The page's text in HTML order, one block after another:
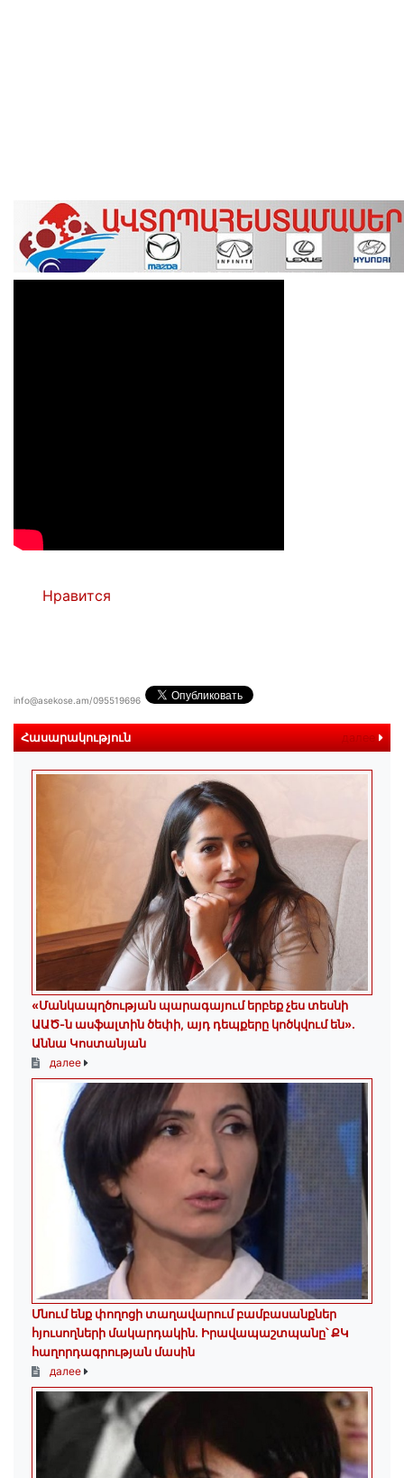
Нравится
info@asekose.am/095519696
Հասարակություն далее
«Մանկապղծության պարագայում երբեք չես տեսնի
ԱԱԾ-ն ասֆալտին ծեփի, այդ դեպքերը կոծկվում են»․
Աննա Կոստանյան
далее
Մնում ենք փողոցի տաղավարում բամբասանքներ
հյուսողների մակարդակին․ Իրավապաշտպանը՝ ՔԿ
հաղորդագրության մասին
далее